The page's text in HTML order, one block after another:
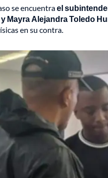
se encuentrael
Mayra Alejandra Toledo
en su contra.